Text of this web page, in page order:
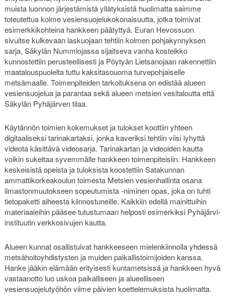
muista luonnon järjestämistä yllätyksistä huolimatta saimme
toteutettua kolme vesiensuojelukokonaisuutta, jotka toimivat
esimerkkikohteina hankkeen päätyttyä. Euran Hevossuon
sivuitse kulkevaan laskuojaan tehtiin kolmen pohjakynnyksen
sarja, Säkylän Nummiojassa sijaitseva vanha kosteikko
kunnostettiin perusteellisesti ja Pöytyän Lietsanojaan rakennettiin
maatalouspuolelta tuttu kaksitasouoma turvepohjaiselle
metsämaalle. Toimenpiteiden tarkoituksena on edistää alueen
vesiensuojelua ja parantaa sekä alueen metsien vesitaloutta että
Säkylän Pyhäjärven tilaa.
Käytännön toimien kokemukset ja tulokset koottiin yhteen
digitaaliseksi tarinakartaksi, jonka kaveriksi tehtiin viisi lyhyttä
videota käsittävä videosarja. Tarinakartan ja videoiden kautta
voikin sukeltaa syvemmälle hankkeen toimenpiteisiin. Hankkeen
keskeisistä opeista ja tuloksista koostettiin Satakunnan
ammattikorkeakoulun toimesta Metsien vesienhallinta osana
ilmastonmuutokseen sopeutumista -niminen opas, joka on tuhti
tietopaketti aiheesta kiinnostuneille. Kaikkiin edellä mainittuihin
materiaaleihin pääsee tutustumaan helposti esimerkiksi Pyhäjärvi-
instituutin verkkosivujen kautta.
Alueen kunnat osallistuivat hankkeeseen mielenkiinnolla yhdessä
metsähoitoyhdistysten ja muiden paikallistoimijoiden kanssa.
Hanke jääkin elämään erityisesti kuntametsissä ja hankkeen hyvä
vastaanotto luo uskoa paikalliseen ja alueelliseen
vesiensuojelutyöhön viime päivien koettelemuksista huolimatta.